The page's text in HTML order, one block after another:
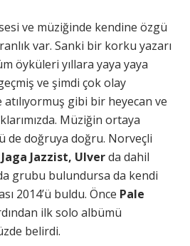
ve müziğinde kendine özgü
var. Sanki bir korku yazarı
öyküleri yıllara yaya yaya
ve şimdi çok olay
gibi bir heyecan ve
Müziğin ortaya
de doğruya doğru. Norveçli
Jaga Jazzist, Ulverda dahil
grubu bulundursa da kendi
2014’ü buldu. Önce Pale
ilk solo albümü
belirdi.